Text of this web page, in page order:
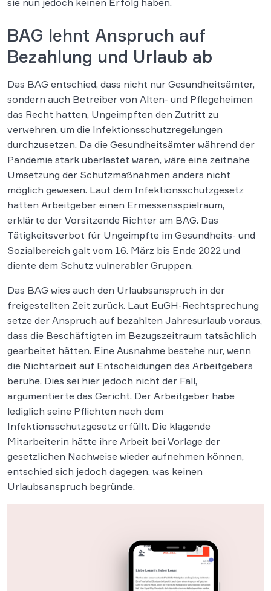
sie nun jedoch keinen Erfolg haben.
BAG lehnt Anspruch auf
Bezahlung und Urlaub ab
Das BAG entschied, dass nicht nur Gesundheitsämter,
sondern auch Betreiber von Alten- und Pflegeheimen
das Recht hatten, Ungeimpften den Zutritt zu
verwehren, um die Infektionsschutzregelungen
durchzusetzen. Da die Gesundheitsämter während der
Pandemie stark überlastet waren, wäre eine zeitnahe
Umsetzung der Schutzmaßnahmen anders nicht
möglich gewesen. Laut dem Infektionsschutzgesetz
hatten Arbeitgeber einen Ermessensspielraum,
erklärte der Vorsitzende Richter am BAG. Das
Tätigkeitsverbot für Ungeimpfte im Gesundheits- und
Sozialbereich galt vom 16. März bis Ende 2022 und
diente dem Schutz vulnerabler Gruppen.
Das BAG wies auch den Urlaubsanspruch in der
freigestellten Zeit zurück. Laut EuGH-Rechtsprechung
setze der Anspruch auf bezahlten Jahresurlaub voraus,
dass die Beschäftigten im Bezugszeitraum tatsächlich
gearbeitet hätten. Eine Ausnahme bestehe nur, wenn
die Nichtarbeit auf Entscheidungen des Arbeitgebers
beruhe. Dies sei hier jedoch nicht der Fall,
argumentierte das Gericht. Der Arbeitgeber habe
lediglich seine Pflichten nach dem
Infektionsschutzgesetz erfüllt. Die klagende
Mitarbeiterin hätte ihre Arbeit bei Vorlage der
gesetzlichen Nachweise wieder aufnehmen können,
entschied sich jedoch dagegen, was keinen
Urlaubsanspruch begründe.